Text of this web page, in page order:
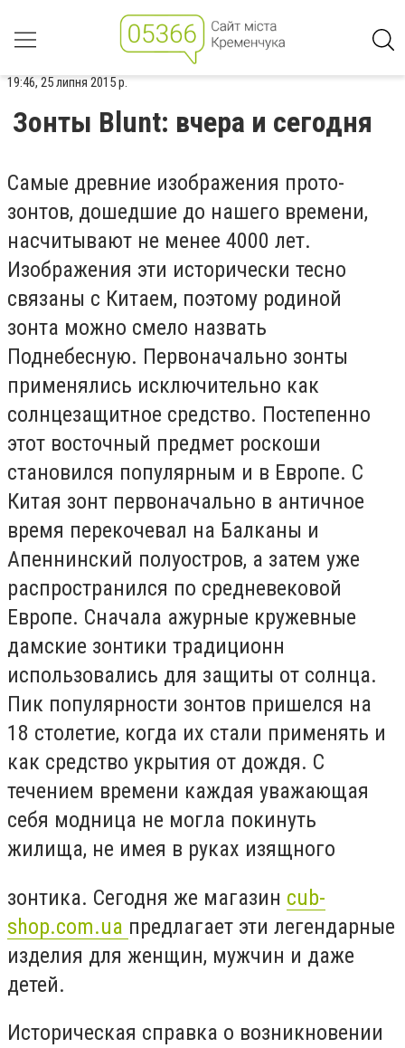
19:46, 25 липня 2015 р.
Зонты Blunt: вчера и сегодня
Самые древние изображения прото-
зонтов, дошедшие до нашего времени,
насчитывают не менее 4000 лет.
Изображения эти исторически тесно
связаны с Китаем, поэтому родиной
зонта можно смело назвать
Поднебесную. Первоначально зонты
применялись исключительно как
солнцезащитное средство. Постепенно
этот восточный предмет роскоши
становился популярным и в Европе. С
Китая зонт первоначально в античное
время перекочевал на Балканы и
Апеннинский полуостров, а затем уже
распространился по средневековой
Европе. Сначала ажурные кружевные
дамские зонтики традиционн
использовались для защиты от солнца.
Пик популярности зонтов пришелся на
18 столетие, когда их стали применять и
как средство укрытия от дождя. С
течением времени каждая уважающая
себя модница не могла покинуть
жилища, не имея в руках изящного
зонтика. Сегодня же магазин cub-
shop.com.ua предлагает эти легендарные
изделия для женщин, мужчин и даже
детей.
Историческая справка о возникновении